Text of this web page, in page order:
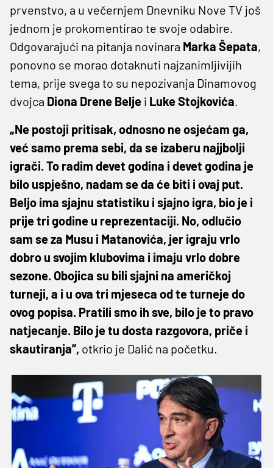
prvenstvo, a u večernjem Dnevniku Nove TV još
jednom je prokomentirao te svoje odabire.
Odgovarajući na pitanja novinara Marka Šepata,
ponovno se morao dotaknuti najzanimljivijih
tema, prije svega to su nepozivanja Dinamovog
dvojca Diona Drene Belje i Luke Stojkovića.
„Ne postoji pritisak, odnosno ne osjećam ga,
već samo prema sebi, da se izaberu najjbolji
igrači. To radim devet godina i devet godina je
bilo uspješno, nadam se da će biti i ovaj put.
Beljo ima sjajnu statistiku i sjajno igra, bio je i
prije tri godine u reprezentaciji. No, odlučio
sam se za Musu i Matanovića, jer igraju vrlo
dobro u svojim klubovima i imaju vrlo dobre
sezone. Obojica su bili sjajni na američkoj
turneji, a i u ova tri mjeseca od te turneje do
ovog popisa. Pratili smo ih sve, bilo je to pravo
natjecanje. Bilo je tu dosta razgovora, priče i
skautiranja”, otkrio je Dalić na početku.